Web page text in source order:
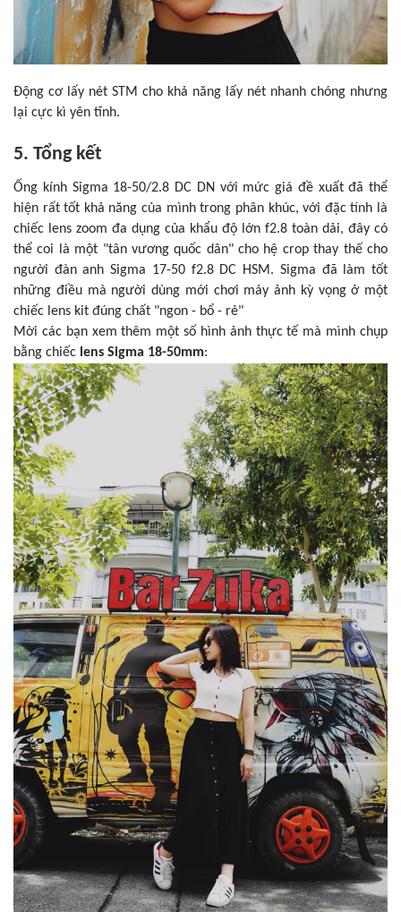
Động cơ lấy nét STM cho khả năng lấy nét nhanh chóng nhưng
lại cực kì yên tĩnh.
5. Tổng kết
Ống kính Sigma 18-50/2.8 DC DN với mức giá đề xuất đã thể
hiện rất tốt khả năng của mình trong phân khúc, với đặc tính là
chiếc lens zoom đa dụng của khẩu độ lớn f2.8 toàn dải, đây có
thể coi là một "tân vương quốc dân" cho hệ crop thay thế cho
người đàn anh Sigma 17-50 f2.8 DC HSM. Sigma đã làm tốt
những điều mà người dùng mới chơi máy ảnh kỳ vọng ở một
chiếc lens kit đúng chất "ngon - bổ - rẻ"
Mời các bạn xem thêm một số hình ảnh thực tế mà mình chụp
bằng chiếc lens Sigma 18-50mm: